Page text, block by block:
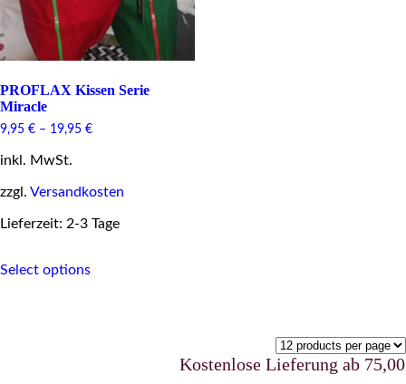
PROFLAX Kissen Serie
Miracle
9,95 € – 19,95 €
inkl. MwSt.
zzgl. Versandkosten
Lieferzeit: 2-3 Tage
Select optionsproduct
Kostenlose Lieferung ab 75,00